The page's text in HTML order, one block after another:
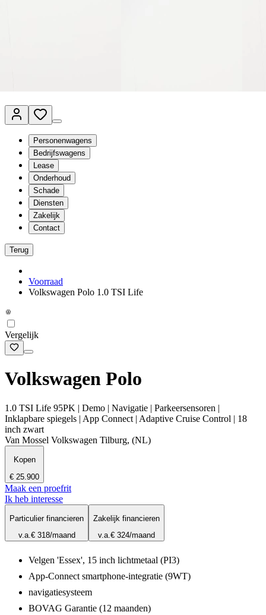
Personenwagens
Bedrijfswagens
Lease
Onderhoud
Schade
Diensten
Zakelijk
Contact
Terug
Voorraad
Volkswagen Polo 1.0 TSI Life
Vergelijk
Volkswagen Polo
1.0 TSI Life 95PK | Demo | Navigatie | Parkeersensoren |
Inklapbare spiegels | App Connect | Adaptive Cruise Control | 18
inch zwart
Van Mossel Volkswagen Tilburg, (NL)
Kopen
€ 25.900
Maak een proefrit
Ik heb interesse
Particulier financieren
v.a.€ 318/maand
Zakelijk financieren
v.a.€ 324/maand
Velgen 'Essex', 15 inch lichtmetaal (PI3)
App-Connect smartphone-integratie (9WT)
navigatiesysteem
BOVAG Garantie (12 maanden)